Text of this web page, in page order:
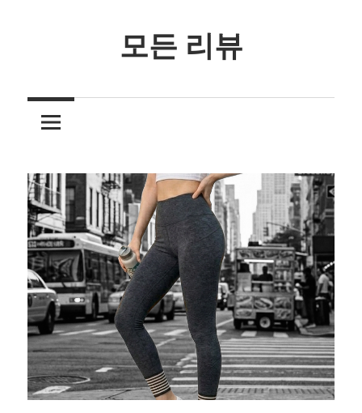
모든 리뷰
줄
리
뷰